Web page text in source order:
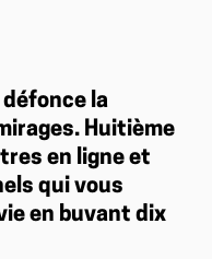
défonce la
Huitième
en ligne et
qui vous
en buvant dix